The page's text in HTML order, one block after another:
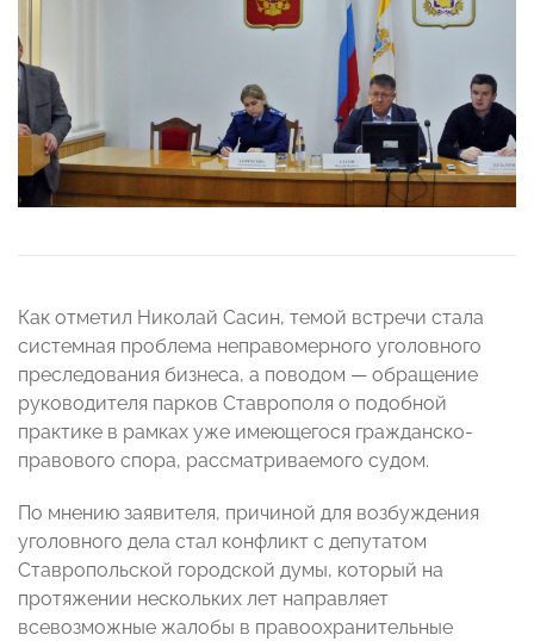
Как отметил Николай Сасин, темой встречи стала
системная проблема неправомерного уголовного
преследования бизнеса, а поводом — обращение
руководителя парков Ставрополя о подобной
практике в рамках уже имеющегося гражданско-
правового спора, рассматриваемого судом.
По мнению заявителя, причиной для возбуждения
уголовного дела стал конфликт с депутатом
Ставропольской городской думы, который на
протяжении нескольких лет направляет
всевозможные жалобы в правоохранительные